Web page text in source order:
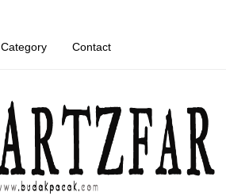
Category Contact